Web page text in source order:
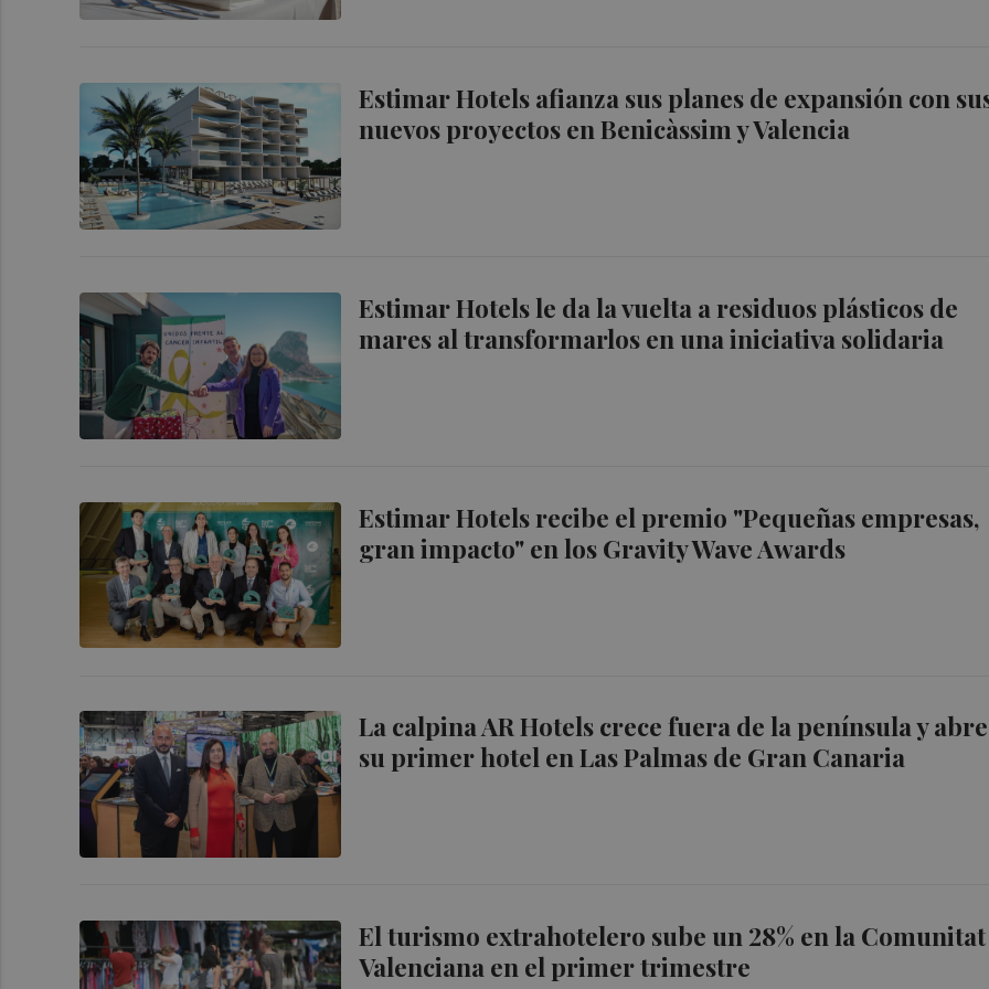
Estimar Hotels afianza sus planes de expansión con
nuevos proyectos en Benicàssim y Valencia
Estimar Hotels le da la vuelta a residuos plásticos de
mares al transformarlos en una iniciativa solidaria
Estimar Hotels recibe el premio "Pequeñas empresas,
gran impacto" en los Gravity Wave Awards
La calpina AR Hotels crece fuera de la península y abre
su primer hotel en Las Palmas de Gran Canaria
El turismo extrahotelero sube un 28% en la Comunitat
Valenciana en el primer trimestre